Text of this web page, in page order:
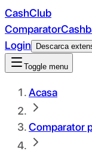
CashClub
Comparator
Login
Descarca
Toggle menu
Acasa
Comparator